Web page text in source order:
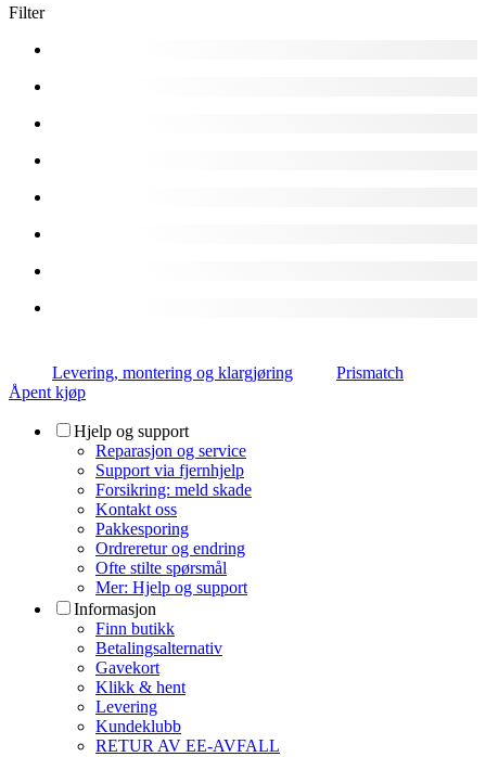
Filter
Levering, montering og klargjøring
Prismatch
Åpent kjøp
Hjelp og support
Reparasjon og service
Support via fjernhjelp
Forsikring: meld skade
Kontakt oss
Pakkesporing
Ordreretur og endring
Ofte stilte spørsmål
Mer: Hjelp og support
Informasjon
Finn butikk
Betalingsalternativ
Gavekort
Klikk & hent
Levering
Kundeklubb
RETUR AV EE-AVFALL